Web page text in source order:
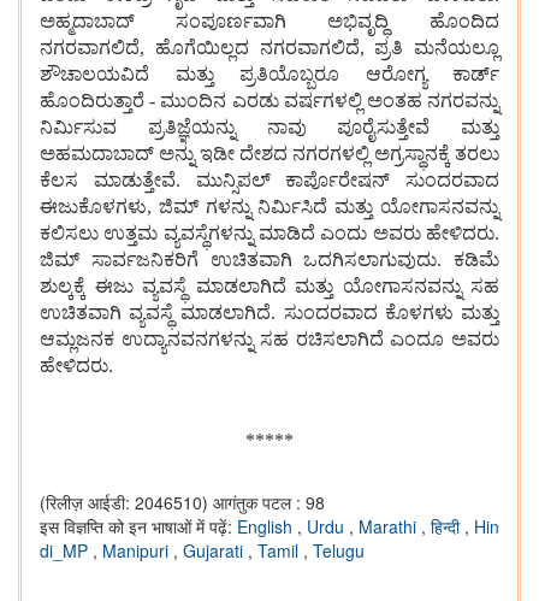
ಅಹ್ಮದಾಬಾದ್
ಸಂಪೂರ್ಣವಾಗಿ ಅಭಿವೃದ್ಧಿ
ಹೊಂದಿದ
ನಗರವಾಗಲಿದೆ, ಹೊಗೆಯಿಲ್ಲದ ನಗರವಾಗಲಿದೆ, ಪ್ರತಿ
ಮನೆಯಲ್ಲೂ
ಶೌಚಾಲಯವಿದೆ
ಮತ್ತು ಪ್ರತಿಯೊಬ್ಬರೂ ಆರೋಗ್ಯ
ಕಾರ್ಡ್
ಹೊಂದಿರುತ್ತಾರೆ - ಮುಂದಿನ ಎರಡು ವರ್ಷಗಳಲ್ಲಿ ಅಂತಹ ನಗರವನ್ನು
ನಿರ್ಮಿಸುವ
ಪ್ರತಿಜ್ಞೆಯನ್ನು ನಾವು ಪೂರೈಸುತ್ತೇವೆ
ಮತ್ತು
ಅಹಮದಾಬಾದ್ ಅನ್ನು ಇಡೀ ದೇಶದ ನಗರಗಳಲ್ಲಿ ಅಗ್ರಸ್ಥಾನಕ್ಕೆ ತರಲು
ಕೆಲಸ
ಮಾಡುತ್ತೇವೆ. ಮುನ್ಸಿಪಲ್ ಕಾರ್ಪೊರೇಷನ್
ಸುಂದರವಾದ
ಈಜುಕೊಳಗಳು, ಜಿಮ್ ಗಳನ್ನು ನಿರ್ಮಿಸಿದೆ ಮತ್ತು ಯೋಗಾಸನವನ್ನು
ಕಲಿಸಲು ಉತ್ತಮ ವ್ಯವಸ್ಥೆಗಳನ್ನು ಮಾಡಿದೆ ಎಂದು ಅವರು ಹೇಳಿದರು.
ಜಿಮ್ ಸಾರ್ವಜನಿಕರಿಗೆ ಉಚಿತವಾಗಿ ಒದಗಿಸಲಾಗುವುದು. ಕಡಿಮೆ
ಶುಲ್ಕಕ್ಕೆ ಈಜು ವ್ಯವಸ್ಥೆ ಮಾಡಲಾಗಿದೆ ಮತ್ತು ಯೋಗಾಸನವನ್ನು ಸಹ
ಉಚಿತವಾಗಿ ವ್ಯವಸ್ಥೆ ಮಾಡಲಾಗಿದೆ. ಸುಂದರವಾದ ಕೊಳಗಳು ಮತ್ತು
ಆಮ್ಲಜನಕ ಉದ್ಯಾನವನಗಳನ್ನು ಸಹ ರಚಿಸಲಾಗಿದೆ ಎಂದೂ ಅವರು
ಹೇಳಿದರು.
*****
(रिलीज़ आईडी: 2046510) आगंतुक पटल : 98
इस विज्ञप्ति को इन भाषाओं में पढ़ें: English , Urdu , Marathi , हिन्दी , Hin
di_MP , Manipuri , Gujarati , Tamil , Telugu